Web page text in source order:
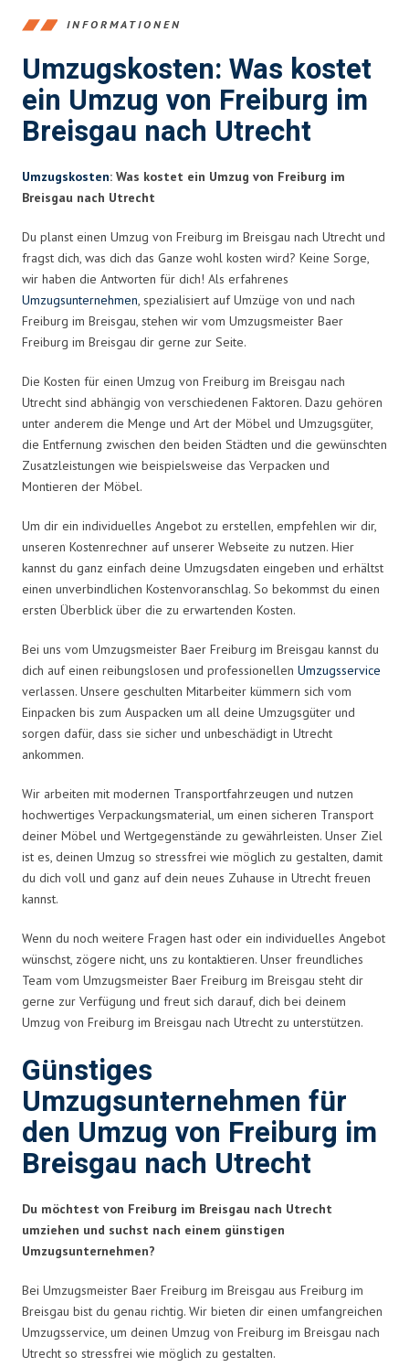
INFORMATIONEN
Umzugskosten: Was kostet
ein Umzug von Freiburg im
Breisgau nach Utrecht
Umzugskosten: Was kostet ein Umzug von Freiburg im
Breisgau nach Utrecht
Du planst einen Umzug von Freiburg im Breisgau nach Utrecht und
fragst dich, was dich das Ganze wohl kosten wird? Keine Sorge,
wir haben die Antworten für dich! Als erfahrenes
Umzugsunternehmen, spezialisiert auf Umzüge von und nach
Freiburg im Breisgau, stehen wir vom Umzugsmeister Baer
Freiburg im Breisgau dir gerne zur Seite.
Die Kosten für einen Umzug von Freiburg im Breisgau nach
Utrecht sind abhängig von verschiedenen Faktoren. Dazu gehören
unter anderem die Menge und Art der Möbel und Umzugsgüter,
die Entfernung zwischen den beiden Städten und die gewünschten
Zusatzleistungen wie beispielsweise das Verpacken und
Montieren der Möbel.
Um dir ein individuelles Angebot zu erstellen, empfehlen wir dir,
unseren Kostenrechner auf unserer Webseite zu nutzen. Hier
kannst du ganz einfach deine Umzugsdaten eingeben und erhältst
einen unverbindlichen Kostenvoranschlag. So bekommst du einen
ersten Überblick über die zu erwartenden Kosten.
Bei uns vom Umzugsmeister Baer Freiburg im Breisgau kannst du
dich auf einen reibungslosen und professionellen Umzugsservice
verlassen. Unsere geschulten Mitarbeiter kümmern sich vom
Einpacken bis zum Auspacken um all deine Umzugsgüter und
sorgen dafür, dass sie sicher und unbeschädigt in Utrecht
ankommen.
Wir arbeiten mit modernen Transportfahrzeugen und nutzen
hochwertiges Verpackungsmaterial, um einen sicheren Transport
deiner Möbel und Wertgegenstände zu gewährleisten. Unser Ziel
ist es, deinen Umzug so stressfrei wie möglich zu gestalten, damit
du dich voll und ganz auf dein neues Zuhause in Utrecht freuen
kannst.
Wenn du noch weitere Fragen hast oder ein individuelles Angebot
wünschst, zögere nicht, uns zu kontaktieren. Unser freundliches
Team vom Umzugsmeister Baer Freiburg im Breisgau steht dir
gerne zur Verfügung und freut sich darauf, dich bei deinem
Umzug von Freiburg im Breisgau nach Utrecht zu unterstützen.
Günstiges
Umzugsunternehmen für
den Umzug von Freiburg im
Breisgau nach Utrecht
Du möchtest von Freiburg im Breisgau nach Utrecht
umziehen und suchst nach einem günstigen
Umzugsunternehmen?
Bei Umzugsmeister Baer Freiburg im Breisgau aus Freiburg im
Breisgau bist du genau richtig. Wir bieten dir einen umfangreichen
Umzugsservice, um deinen Umzug von Freiburg im Breisgau nach
Utrecht so stressfrei wie möglich zu gestalten.